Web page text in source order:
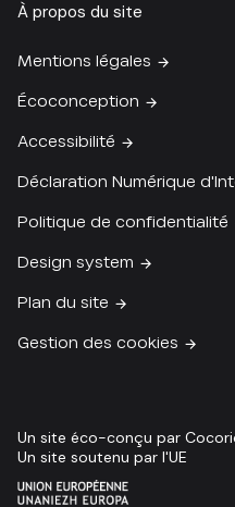
À propos du site
Mentions légales
Écoconception
Accessibilité
Déclaration Numérique
Politique de confidentialité
Design system
Plan du site
Gestion des cookies
Un site soutenu par l'UE
Un site éco-conçu par